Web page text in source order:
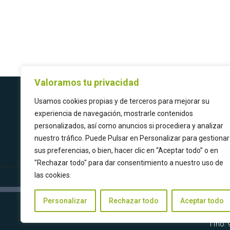
Valoramos tu privacidad
Usamos cookies propias y de terceros para mejorar su
experiencia de navegación, mostrarle contenidos
personalizados, así como anuncios si procediera y analizar
nuestro tráfico. Puede Pulsar en Personalizar para gestionar
sus preferencias, o bien, hacer clic en “Aceptar todo” o en
"Rechazar todo" para dar consentimiento a nuestro uso de
las cookies.
Personalizar Rechazar todo Aceptar todo
Tfno: